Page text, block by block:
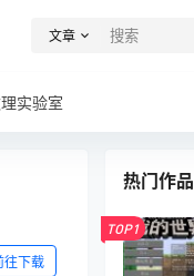
文章
实验室
往下载
热门作品
TOP1